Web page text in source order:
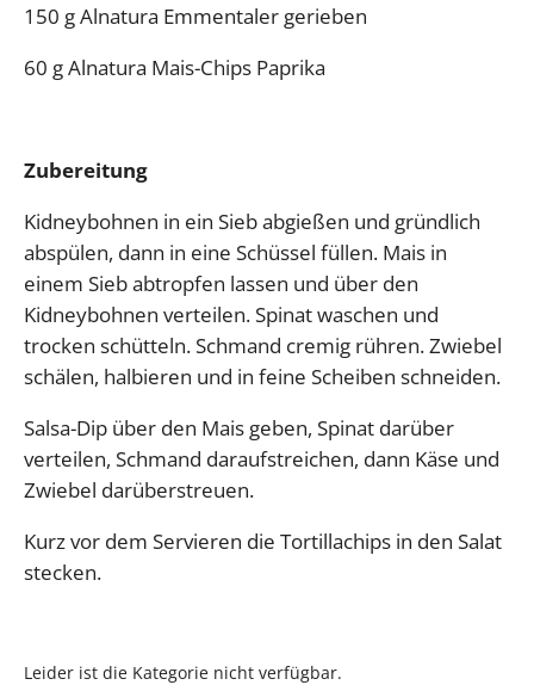
150 g Alnatura Emmentaler gerieben
60 g Alnatura Mais-Chips Paprika
Zubereitung
Kidneybohnen in ein Sieb abgießen und gründlich
abspülen, dann in eine Schüssel füllen. Mais in
einem Sieb abtropfen lassen und über den
Kidneybohnen verteilen. Spinat waschen und
trocken schütteln. Schmand cremig rühren. Zwiebel
schälen, halbieren und in feine Scheiben schneiden.
Salsa-Dip über den Mais geben, Spinat darüber
verteilen, Schmand daraufstreichen, dann Käse und
Zwiebel darüberstreuen.
Kurz vor dem Servieren die Tortillachips in den Salat
stecken.
Leider ist die Kategorie nicht verfügbar.